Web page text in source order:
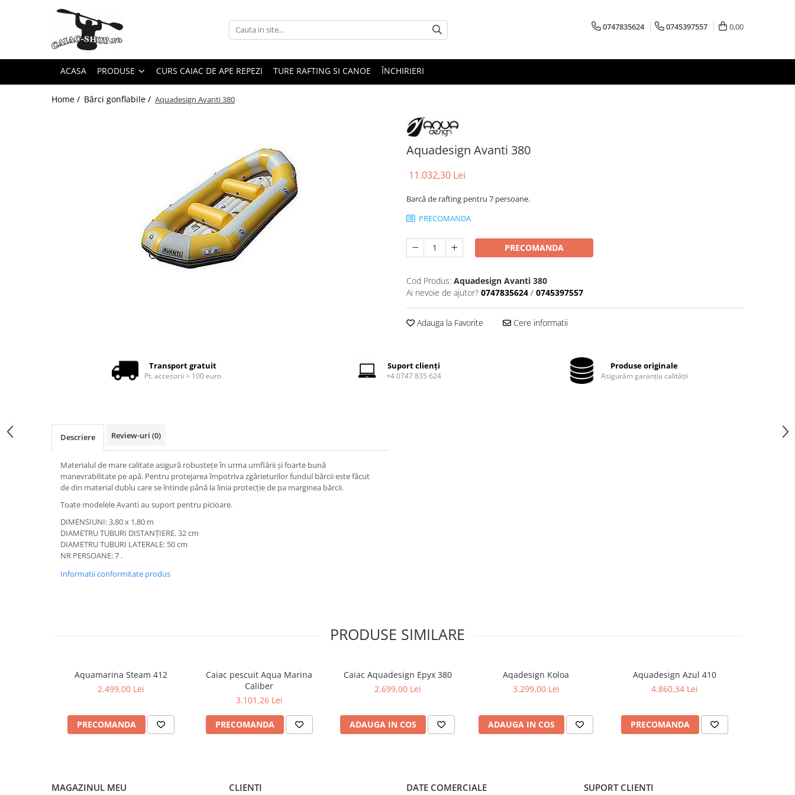
Caiace tandem
Caiace de ape repezi (whitewater)
Încălţăminte
Jachete impermeabile
Costume uscate
Haine thermo și protecție UV
Fuste de valuri
Căști de protecție
Siguranță, accesorii
Drybag - Saci impermeabili
0747835624 0745397557 0,00
ACASA PRODUSE CURS CAIAC DE APE REPEZI TURE RAFTING SI CANOE ÎNCHIRIERI
Home / Bărci gonflabile / Aquadesign Avanti 380
Aquadesign Avanti 380
11.032,30 Lei
Barcă de rafting pentru 7 persoane.
PRECOMANDA
PRECOMANDA
Cod Produs: Aquadesign Avanti 380
Ai nevoie de ajutor? 0747835624 / 0745397557
Adauga la Favorite Cere informatii
Transport gratuit
Pt. accesorii > 100 euro
Suport clienți
+4 0747 835 624
Produse originale
Asigurăm garanția calității
Descriere Review-uri (0)
Materialul de mare calitate asigură robustețe în urma umflării și foarte bună
manevrabilitate pe apă. Pentru protejarea împotriva zgârieturilor fundul bărcii este făcut
de din material dublu care se întinde până la linia protecție de pa marginea bărcii.
Toate modelele Avanti au suport pentru picioare.
DIMENSIUNI: 3,80 x 1,80 m
DIAMETRU TUBURI DISTANȚIERE. 32 cm
DIAMETRU TUBURI LATERALE: 50 cm
NR PERSOANE: 7 .
Informatii conformitate produs
PRODUSE SIMILARE
Aquamarina Steam 412
2.499,00 Lei
PRECOMANDA
Caiac pescuit Aqua Marina
Caliber
3.101,26 Lei
PRECOMANDA
Caiac Aquadesign Epyx 380
2.699,00 Lei
ADAUGA IN COS
Aqadesign Koloa
3.299,00 Lei
ADAUGA IN COS
Aquadesign Azul 410
4.860,34 Lei
PRECOMANDA
MAGAZINUL MEU CLIENTI DATE COMERCIALE SUPORT CLIENTI